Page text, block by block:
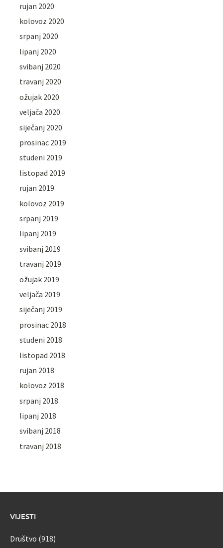
rujan 2020
kolovoz 2020
srpanj 2020
lipanj 2020
svibanj 2020
travanj 2020
ožujak 2020
veljača 2020
siječanj 2020
prosinac 2019
studeni 2019
listopad 2019
rujan 2019
kolovoz 2019
srpanj 2019
lipanj 2019
svibanj 2019
travanj 2019
ožujak 2019
veljača 2019
siječanj 2019
prosinac 2018
studeni 2018
listopad 2018
rujan 2018
kolovoz 2018
srpanj 2018
lipanj 2018
svibanj 2018
travanj 2018
VIJESTI
Društvo (918)